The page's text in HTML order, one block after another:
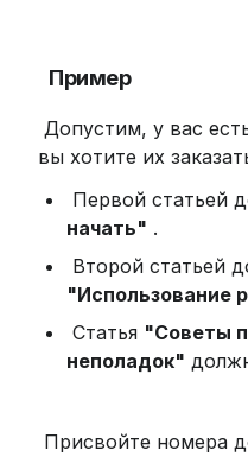
Пример
вы хотите их
Первой статьей
начать" .
Второй статьей
"Использование
Статья "Советы
неполадок"